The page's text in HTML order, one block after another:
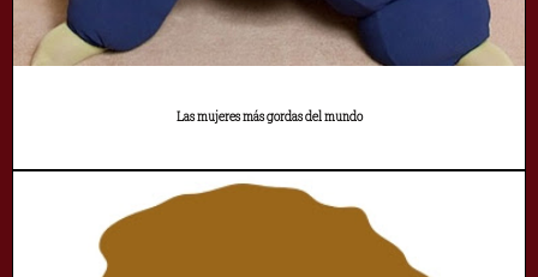
Las mujeres más gordas del mundo